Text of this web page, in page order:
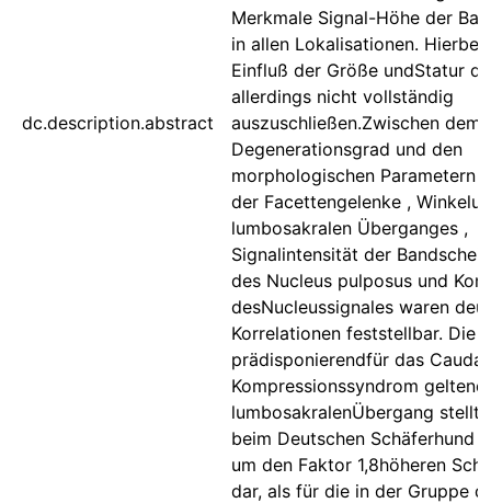
dc.description.abstract
Merkmale Signal-Höhe der
in allen Lokalisationen. Hierbei
Einfluß der Größe undStatur
allerdings nicht vollständig
auszuschließen.Zwischen dem
Degenerationsgrad und den
morphologischen Parametern
der Facettengelenke ,
lumbosakralen Überganges ,
Signalintensität der
des Nucleus pulposus und
desNucleussignales waren
Korrelationen feststellbar. Die
prädisponierendfür das Cauda
Kompressionssyndrom
lumbosakralenÜbergang
beim Deutschen Schäferhund
um den Faktor 1,8höheren
dar, als für die in der Gruppe